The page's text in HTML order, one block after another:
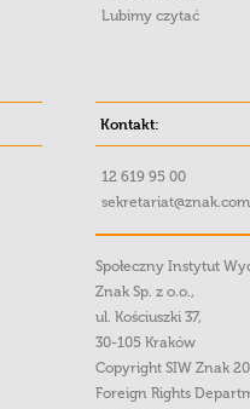
Lubimy czytać
Kontakt:
12 619 95 00
Społeczny Instytut
Znak Sp. z o.o.,
ul. Kościuszki 37,
30-105 Kraków
Copyright SIW Znak
Foreign Rights